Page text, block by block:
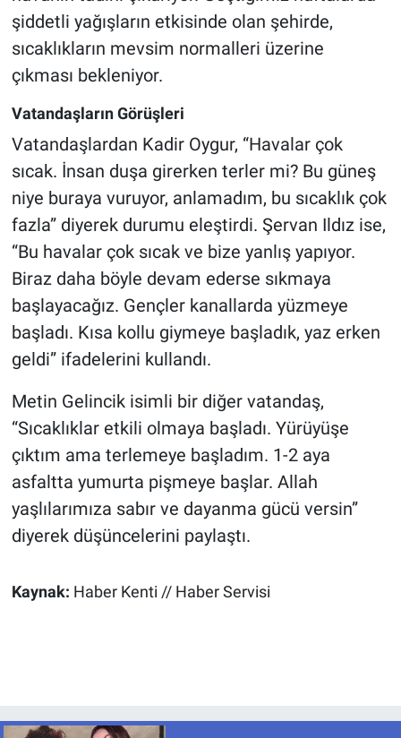
şiddetli yağışların etkisinde olan şehirde,
sıcaklıkların mevsim normalleri üzerine
çıkması bekleniyor.
Vatandaşların Görüşleri
Vatandaşlardan Kadir Oygur, “Havalar çok
sıcak. İnsan duşa girerken terler mi? Bu güneş
niye buraya vuruyor, anlamadım, bu sıcaklık çok
fazla” diyerek durumu eleştirdi. Şervan Ildız ise,
“Bu havalar çok sıcak ve bize yanlış yapıyor.
Biraz daha böyle devam ederse sıkmaya
başlayacağız. Gençler kanallarda yüzmeye
başladı. Kısa kollu giymeye başladık, yaz erken
geldi” ifadelerini kullandı.
Metin Gelincik isimli bir diğer vatandaş,
“Sıcaklıklar etkili olmaya başladı. Yürüyüşe
çıktım ama terlemeye başladım. 1-2 aya
asfaltta yumurta pişmeye başlar. Allah
yaşlılarımıza sabır ve dayanma gücü versin”
diyerek düşüncelerini paylaştı.
Kaynak: Haber Kenti // Haber Servisi